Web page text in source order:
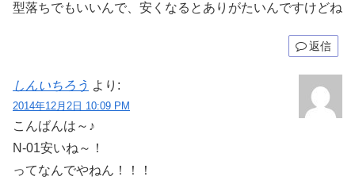
型落ちでもいいんで、安くなるとありがたいんですけどね
返信
しんいちろう より:
2014年12月2日 10:09 PM
こんばんは～♪
N-01安いね～！
ってなんでやねん！！！